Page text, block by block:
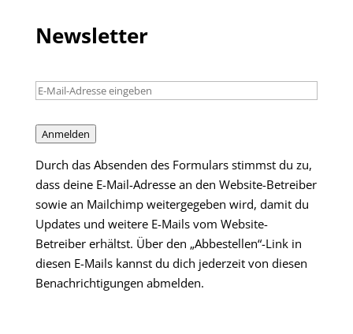
Newsletter
Anmelden
Durch das Absenden des Formulars stimmst du zu,
dass deine E-Mail-Adresse an den Website-Betreiber
sowie an Mailchimp weitergegeben wird, damit du
Updates und weitere E-Mails vom Website-
Betreiber erhältst. Über den „Abbestellen“-Link in
diesen E-Mails kannst du dich jederzeit von diesen
Benachrichtigungen abmelden.